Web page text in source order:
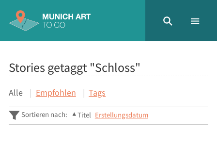
Stories getaggt "Schloss"
Alle Empfohlen Tags
Sortieren nach: Titel Erstellungsdatum